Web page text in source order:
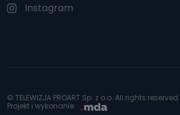
Instagram
© TELEWIZJA PROART Sp. z o.o. All rights reserved.
Projekt i wykonanie: